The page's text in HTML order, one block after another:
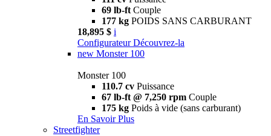
69 lb-ft Couple
177 kg POIDS SANS CARBURANT
18,895 $ i
Configurateur Découvrez-la
new Monster 100
Monster 100
110.7 cv Puissance
67 lb-ft @ 7,250 rpm Couple
175 kg Poids à vide (sans carburant)
En Savoir Plus
Streetfighter